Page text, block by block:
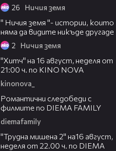
26 Ничия земя
" Ничия земя "- истории, които
няма да видите никъде другаде
2 Ничия земя
"Хитч" на 16 август, неделя от
21:00 ч. по KINO NOVA
kinonova_
Романтични следобеди с
филмите по DIEMA FAMILY
diemafamily
"Трудна мишена 2" на16 август,
неделя от 22.00 ч. по DIEMA